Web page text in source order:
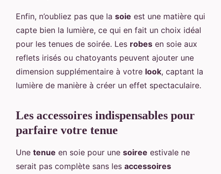
Enfin, n’oubliez pas que la soie est une matière qui
capte bien la lumière, ce qui en fait un choix idéal
pour les tenues de soirée. Les robes en soie aux
reflets irisés ou chatoyants peuvent ajouter une
dimension supplémentaire à votre look, captant la
lumière de manière à créer un effet spectaculaire.
Les accessoires indispensables pour
parfaire votre tenue
Une tenue en soie pour une soiree estivale ne
serait pas complète sans les accessoires